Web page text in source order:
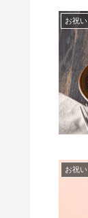
お祝い
お祝い